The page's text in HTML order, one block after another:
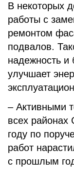
В некоторых
работы с
ремонтом
подвалов.
надежность и
улучшает
– Активными
всех районах
году по
работ
с прошлым